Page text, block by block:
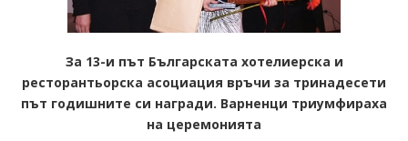
За 13-и път Българската хотелиерска и
ресторантьорска асоциация връчи за тринадесети
път годишните си награди. Варненци триумфираха
на церемонията